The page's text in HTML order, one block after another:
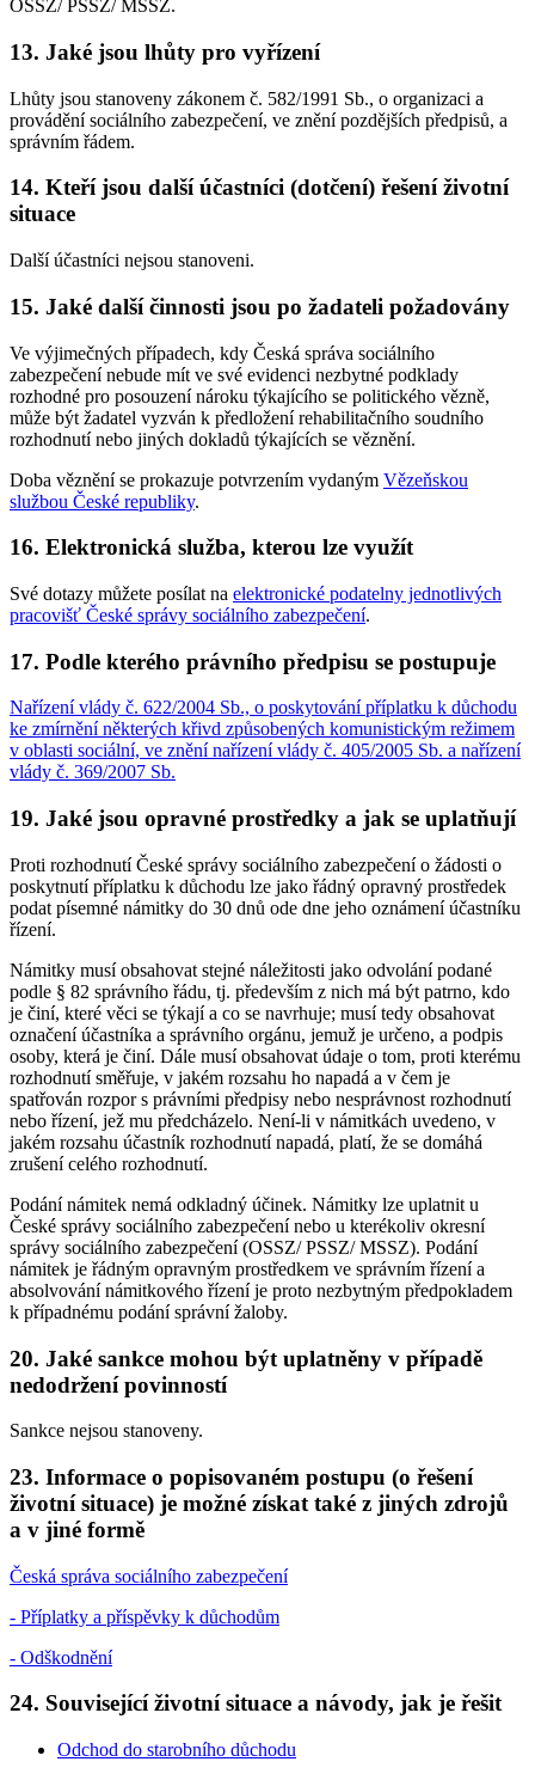
OSSZ/ PSSZ/ MSSZ.
13. Jaké jsou lhůty pro vyřízení
Lhůty jsou stanoveny zákonem č. 582/1991 Sb., o organizaci a
provádění sociálního zabezpečení, ve znění pozdějších předpisů, a
správním řádem.
14. Kteří jsou další účastníci (dotčení) řešení životní
situace
Další účastníci nejsou stanoveni.
15. Jaké další činnosti jsou po žadateli požadovány
Ve výjimečných případech, kdy Česká správa sociálního
zabezpečení nebude mít ve své evidenci nezbytné podklady
rozhodné pro posouzení nároku týkajícího se politického vězně,
může být žadatel vyzván k předložení rehabilitačního soudního
rozhodnutí nebo jiných dokladů týkajících se věznění.
Doba věznění se prokazuje potvrzením vydaným Vězeňskou
službou České republiky.
16. Elektronická služba, kterou lze využít
Své dotazy můžete posílat na elektronické podatelny jednotlivých
pracovišť České správy sociálního zabezpečení.
17. Podle kterého právního předpisu se postupuje
Nařízení vlády č. 622/2004 Sb., o poskytování příplatku k důchodu
ke zmírnění některých křivd způsobených komunistickým režimem
v oblasti sociální, ve znění nařízení vlády č. 405/2005 Sb. a nařízení
vlády č. 369/2007 Sb.
19. Jaké jsou opravné prostředky a jak se uplatňují
Proti rozhodnutí České správy sociálního zabezpečení o žádosti o
poskytnutí příplatku k důchodu lze jako řádný opravný prostředek
podat písemné námitky do 30 dnů ode dne jeho oznámení účastníku
řízení.
Námitky musí obsahovat stejné náležitosti jako odvolání podané
podle § 82 správního řádu, tj. především z nich má být patrno, kdo
je činí, které věci se týkají a co se navrhuje; musí tedy obsahovat
označení účastníka a správního orgánu, jemuž je určeno, a podpis
osoby, která je činí. Dále musí obsahovat údaje o tom, proti kterému
rozhodnutí směřuje, v jakém rozsahu ho napadá a v čem je
spatřován rozpor s právními předpisy nebo nesprávnost rozhodnutí
nebo řízení, jež mu předcházelo. Není-li v námitkách uvedeno, v
jakém rozsahu účastník rozhodnutí napadá, platí, že se domáhá
zrušení celého rozhodnutí.
Podání námitek nemá odkladný účinek. Námitky lze uplatnit u
České správy sociálního zabezpečení nebo u kterékoliv okresní
správy sociálního zabezpečení (OSSZ/ PSSZ/ MSSZ). Podání
námitek je řádným opravným prostředkem ve správním řízení a
absolvování námitkového řízení je proto nezbytným předpokladem
k případnému podání správní žaloby.
20. Jaké sankce mohou být uplatněny v případě
nedodržení povinností
Sankce nejsou stanoveny.
23. Informace o popisovaném postupu (o řešení
životní situace) je možné získat také z jiných zdrojů
a v jiné formě
Česká správa sociálního zabezpečení
- Příplatky a příspěvky k důchodům
- Odškodnění
24. Související životní situace a návody, jak je řešit
Odchod do starobního důchodu